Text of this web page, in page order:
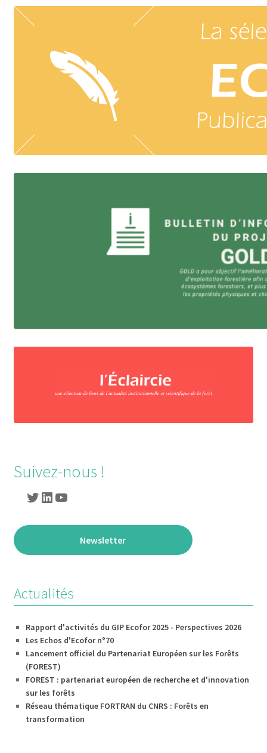
Suivez-nous !
Twitter
LinkedIn
YouTube
Newsletter
Actualités
Rapport d'activités du GIP Ecofor 2025 - Perspectives 2026
Les Echos d'Ecofor n°70
Lancement officiel du Partenariat Européen sur les Forêts
(FOREST)
FOREST : partenariat européen de recherche et d'innovation
sur les forêts
Réseau thématique FORTRAN du CNRS : Forêts en
transformation